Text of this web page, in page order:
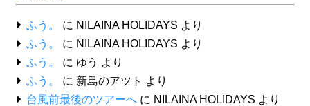
ふう。 に NILAINA HOLIDAYS より
ふう。
に NILAINA HOLIDAYS より
ふう。
に ゆう より
ふう。
に 新島のアツト より
台風前最後のツアーへ に NILAINA HOLIDAYS より